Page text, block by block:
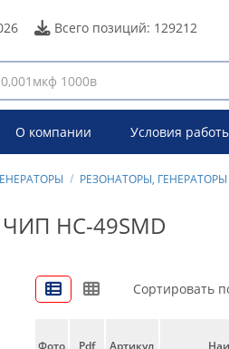
Всего позиций: 129212
О компании Условия
РЕЗОНАТОРЫ, ГЕНЕРАТОРЫ
HC-49SMD
Сортировать